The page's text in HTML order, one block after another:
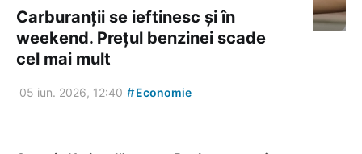
Carburanții se ieftinesc și în
weekend. Prețul benzinei scade
cel mai mult
05 iun. 2026, 12:40 #Economie